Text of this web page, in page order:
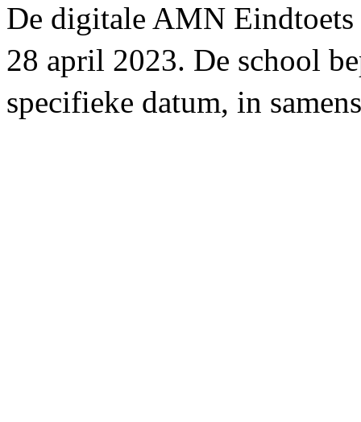
De digitale AMN Eindtoets
28 april 2023. De school
specifieke datum, in